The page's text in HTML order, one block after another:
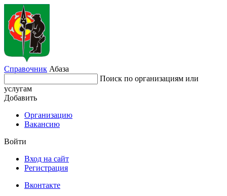
Справочник Абаза
Поиск по организациям или
услугам
Добавить
Организацию
Вакансию
Войти
Вход на сайт
Регистрация
Вконтакте